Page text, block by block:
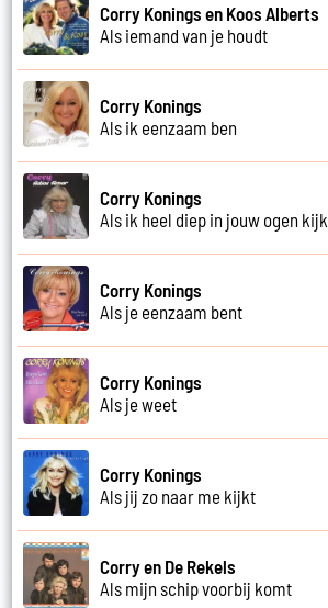
Corry Konings en Koos Alberts
Als iemand van je houdt
Corry Konings
Als ik eenzaam ben
Corry Konings
Als ik heel diep in jouw ogen kijk
Corry Konings
Als je eenzaam bent
Corry Konings
Als je weet
Corry Konings
Als jij zo naar me kijkt
Corry en De Rekels
Als mijn schip voorbij komt